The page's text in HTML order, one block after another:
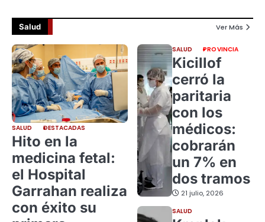
Salud Ver Más
SALUD DESTACADAS
Hito en la
medicina fetal:
el Hospital
Garrahan realiza
con éxito su
SALUD PROVINCIA
Kicillof
cerró la
paritaria
con los
médicos:
cobrarán
un 7% en
dos tramos
21 julio, 2026
SALUD